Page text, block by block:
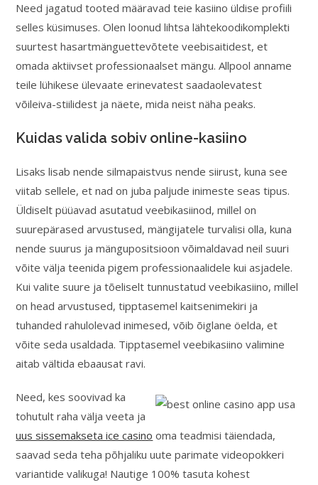
Need jagatud tooted määravad teie kasiino üldise profiili
selles küsimuses. Olen loonud lihtsa lähtekoodikomplekti
suurtest hasartmänguettevõtete veebisaitidest, et
omada aktiivset professionaalset mängu. Allpool anname
teile lühikese ülevaate erinevatest saadaolevatest
võileiva-stiilidest ja näete, mida neist näha peaks.
Kuidas valida sobiv online-kasiino
Lisaks lisab nende silmapaistvus nende siirust, kuna see
viitab sellele, et nad on juba paljude inimeste seas tipus.
Üldiselt püüavad asutatud veebikasiinod, millel on
suurepärased arvustused, mängijatele turvalisi olla, kuna
nende suurus ja mängupositsioon võimaldavad neil suuri
võite välja teenida pigem professionaalidele kui asjadele.
Kui valite suure ja tõeliselt tunnustatud veebikasiino, millel
on head arvustused, tipptasemel kaitsenimekiri ja
tuhanded rahulolevad inimesed, võib õiglane öelda, et
võite seda usaldada. Tipptasemel veebikasiino valimine
aitab vältida ebaausat ravi.
Need, kes soovivad ka
tohutult raha välja veeta ja
uus sissemakseta ice casino oma teadmisi täiendada,
saavad seda teha põhjaliku uute parimate videopokkeri
variantide valikuga! Nautige 100% tasuta kohest